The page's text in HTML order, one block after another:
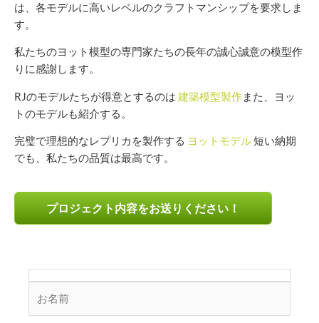
は、各モデルに高いレベルのクラフトマンシップを要求しま
す。
私たちのヨット模型の専門家たちの長年の誠心誠意の模型作
りに感謝します。
RJのモデルたちが得意とするのは 建築模型製作また、ヨッ
トのモデルも紹介する。
完璧で理想的なレプリカを製作する ヨットモデル短い納期
でも、私たちの品質は最高です。
プロジェクト内容をお送りください！